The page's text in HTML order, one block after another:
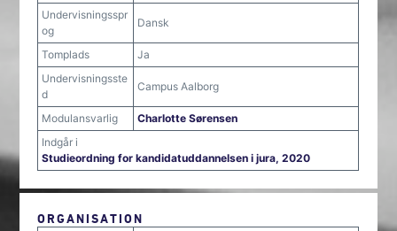
Undervisningsspr
og
Dansk
Tomplads
Ja
Undervisningsste
d
Campus Aalborg
Modulansvarlig
Charlotte Sørensen
Indgår i
Studieordning for kandidatuddannelsen i jura, 2020
ORGANISATION